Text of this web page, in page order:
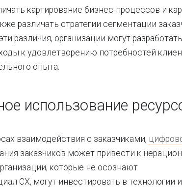
картирование бизнес-процессов и
различать стратегии сегментации
различия, организации могут
к удовлетворению потребностей
опыта.
использование
взаимодействия с заказчиками,
заказчиков может привести к
которые не осознают
CX, могут инвестировать в технологии